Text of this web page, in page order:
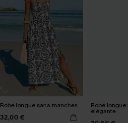
Robe longue sana manches
32,00 €
Robe
élégante